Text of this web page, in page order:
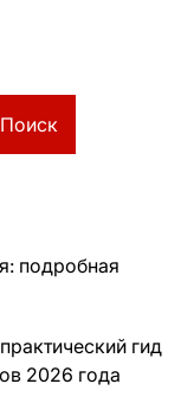
Поиск
подробная
гид
2026 года